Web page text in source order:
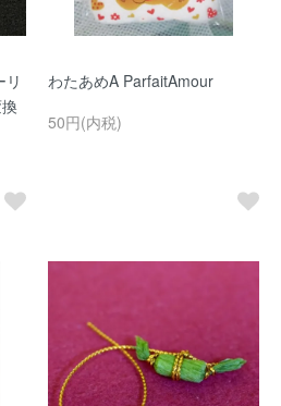
わたあめA ParfaitAmour
50円(内税)